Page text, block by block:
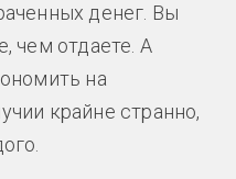
денег. Вы
чем отдаете. А
на
крайне странно,